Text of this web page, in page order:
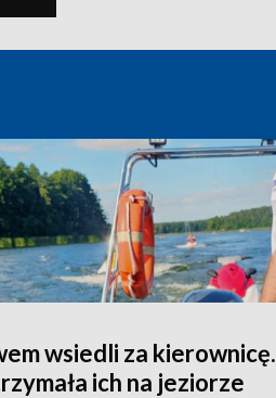
wsiedli za kierownicę.
ich na jeziorze